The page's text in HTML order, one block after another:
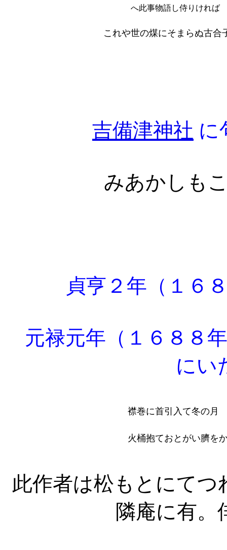
へ此事物語し侍りければ
これや世の煤にそまらぬ古合
吉備津神社 に
みあかしも
貞亨２年（１６
元禄元年（１６８８
にい
襟巻に首引入て冬の月
火桶抱ておとがい臍を
此作者は松もとにて
隣庵に有。